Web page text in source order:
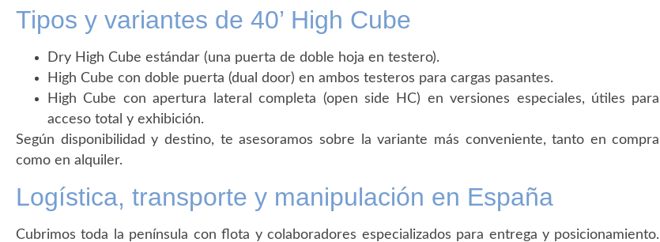
Tipos y variantes de 40’ High Cube
Dry High Cube estándar (una puerta de doble hoja en testero).
High Cube con doble puerta (dual door) en ambos testeros para cargas pasantes.
High Cube con apertura lateral completa (open side HC) en versiones especiales, útiles para
acceso total y exhibición.
Según disponibilidad y destino, te asesoramos sobre la variante más conveniente, tanto en compra
como en alquiler.
Logística, transporte y manipulación en España
Cubrimos toda la península con flota y colaboradores especializados para entrega y posicionamiento.